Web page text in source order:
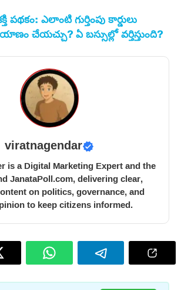
శక్తి పథకం: ఎలాంటి గుర్తింపు కార్డులు
చేయచ్చు? ఏ బస్సుల్లో వర్తిస్తుంది?
viratnagendar
is a Digital Marketing Expert and the
JanataPoll.com, delivering clear,
on politics, governance, and
to keep citizens informed.